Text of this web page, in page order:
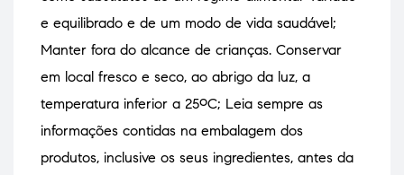
e equilibrado e de um modo de vida saudável;
Manter fora do alcance de crianças. Conservar
em local fresco e seco, ao abrigo da luz, a
temperatura inferior a 25ºC; Leia sempre as
informações contidas na embalagem dos
produtos, inclusive os seus ingredientes, antes da